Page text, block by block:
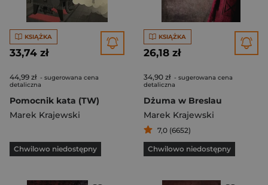
KSIĄŻKA
33,74 zł
44,99 zł - sugerowana cena
detaliczna
Pomocnik kata (TW)
Marek Krajewski
Chwilowo niedostępny
KSIĄŻKA
26,18 zł
34,90 zł - sugerowana cena
detaliczna
Dżuma w Breslau
Marek Krajewski
7,0 (6652)
Chwilowo niedostępny